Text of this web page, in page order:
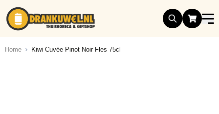
Ga naar de inhoud
Home Kiwi Cuvée Pinot Noir Fles 75cl